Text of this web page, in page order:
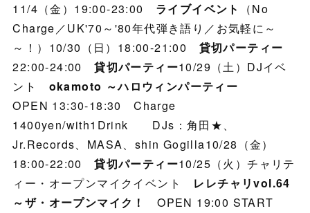
11/4（金）19:00-23:00 ライブイベント
（No
Charge／UK'70～'80年代弾き語り／お気軽に～
～！）10/30（日）18:00-21:00 貸切パーティー
22:00-24:00貸切パーティー10/29（土）DJイベ
ント okamoto ～ハロウィンパーティー
OPEN 13:30-18:30 Charge
1400yen/with1Drink DJs：角田★、
Jr.Records、MASA、shin Gogilla10/28（金）
18:00-22:00貸切パーティー10/25（火）チャリテ
ィー・オープンマイクイベント レレチャリvol.64
～ザ・オープンマイク！
OPEN 19:00 START